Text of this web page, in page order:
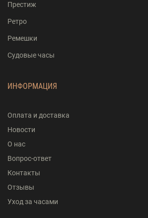
Престиж
Ретро
Ремешки
Судовые часы
ИНФОРМАЦИЯ
Оплата и доставка
Новости
О нас
Вопрос-ответ
Контакты
Отзывы
Уход за часами